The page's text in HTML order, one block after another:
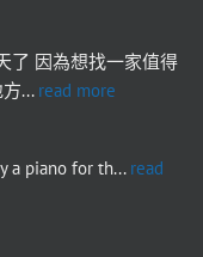
了 因為想找一家值得
... read more
a piano for th... read